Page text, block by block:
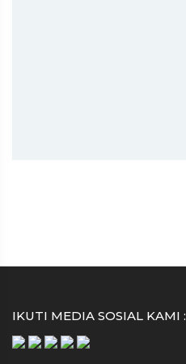
IKUTI MEDIA SOSIAL KAMI :